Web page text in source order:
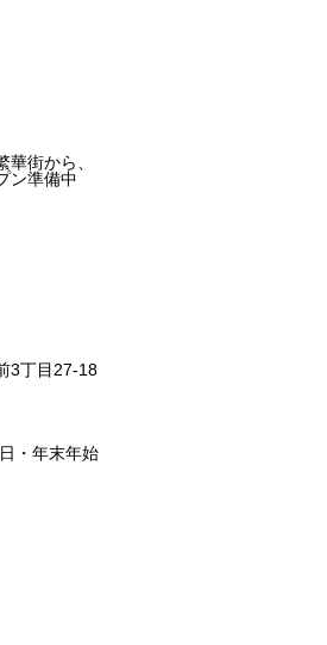
街から、
ン準備中
3丁目27-18
・年末年始